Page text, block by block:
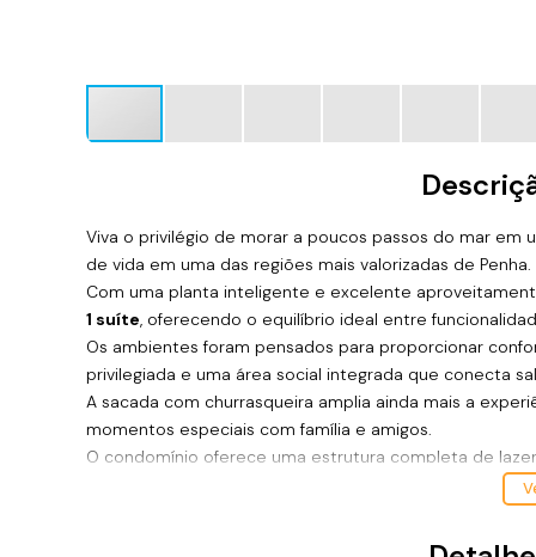
Viva o privilégio de morar a poucos passos do mar
de vida em uma das regiões mais valorizadas de Penha.
Com uma planta inteligente e excelente
1 suíte, oferecendo o equilíbrio ideal entre
Os ambientes foram pensados para proporcionar
privilegiada e uma área social integrada que conecta
A sacada com churrasqueira amplia ainda mais a
momentos especiais com família e amigos.
O condomínio oferece uma estrutura completa de
idades. Entre os diferenciais estão piscinas adulto e
playground, spa, sauna e diversas áreas de